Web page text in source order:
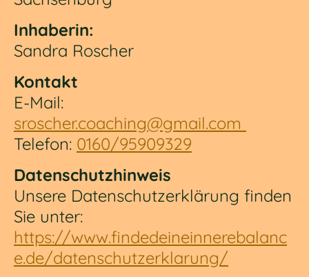
Inhaberin:
Sandra Roscher
Kontakt
E-Mail:
sroscher.coaching@gmail.com
Telefon: 0160/95909329
Datenschutzhinweis
Unsere Datenschutzerklärung finden
Sie unter:
https://www.findedeineinnerebalanc
e.de/datenschutzerklarung/